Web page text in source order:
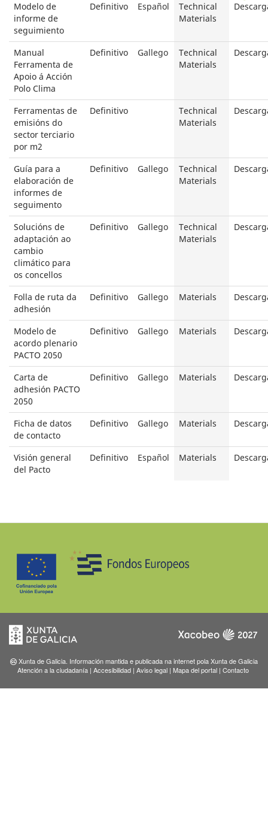
Modelo de
informe de
seguimiento
Definitivo Español
Technical
Materials
Manual
Ferramenta de
Apoio á Acción
Polo Clima
Definitivo Gallego
Technical
Materials
Ferramentas de
emisións do
sector terciario
por m2
Definitivo
Technical
Materials
Guía para a
elaboración de
informes de
seguimento
Definitivo Gallego
Technical
Materials
Solucións de
adaptación ao
cambio
climático para
os concellos
Definitivo Gallego
Technical
Materials
Folla de ruta da
adhesión
Definitivo Gallego Materials
Modelo de
acordo plenario
PACTO 2050
Definitivo Gallego Materials
Carta de
adhesión PACTO
2050
Definitivo Gallego Materials
Ficha de datos
de contacto
Definitivo Gallego Materials
Visión general
del Pacto
Definitivo Español Materials
Xunta de Galicia. Información mantida e publicada na internet pola Xunta de Galicia
Atención a la ciudadanía | Accesibilidad | Aviso legal | Mapa del portal | Contacto